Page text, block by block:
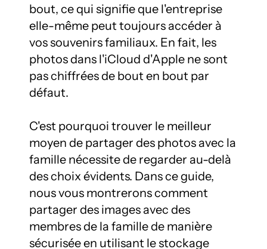
bout, ce qui signifie que l'entreprise
elle-même peut toujours accéder à
vos souvenirs familiaux. En fait, les
photos dans l'iCloud d'Apple ne sont
pas chiffrées de bout en bout par
défaut.
C'est pourquoi trouver le meilleur
moyen de partager des photos avec la
famille nécessite de regarder au-delà
des choix évidents. Dans ce guide,
nous vous montrerons comment
partager des images avec des
membres de la famille de manière
sécurisée en utilisant le stockage